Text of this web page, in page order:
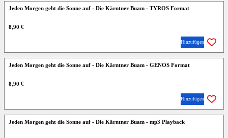
Jeden Morgen geht die Sonne auf - Die Kärntner Buam - TYROS Format
8,90 €
Hinzufügen
Jeden Morgen geht die Sonne auf - Die Kärntner Buam - GENOS Format
8,90 €
Hinzufügen
Jeden Morgen geht die Sonne auf - Die Kärntner Buam - mp3 Playback